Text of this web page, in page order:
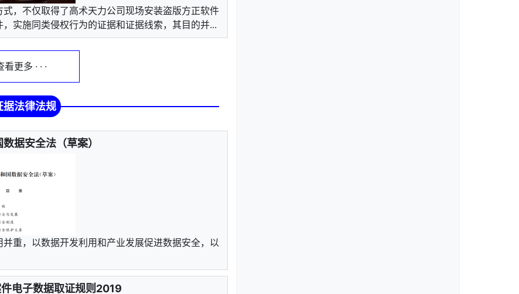
，不仅取得了高术天力公司现场安装盗版方正软件
实施同类侵权行为的证据和证据线索，其目的并...
看更多 · · ·
据法律法规
据安全法（草案）
重，以数据开发利用和产业发展促进数据安全，以
电子数据取证规则2019